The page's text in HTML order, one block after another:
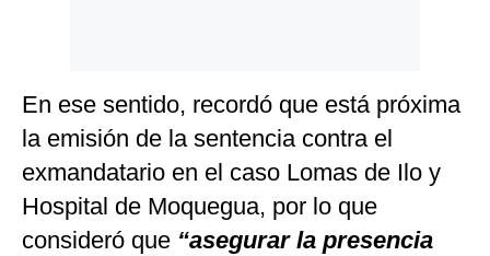
En ese sentido, recordó que está próxima
la emisión de la sentencia contra el
exmandatario en el caso Lomas de Ilo y
Hospital de Moquegua, por lo que
consideró que “asegurar la presencia